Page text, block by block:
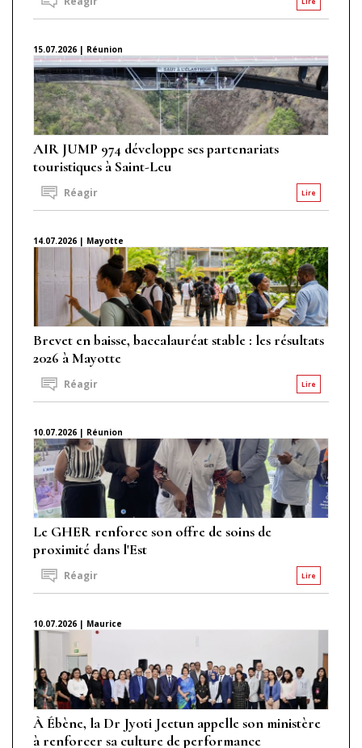
15.07.2026 | Réunion
AIR JUMP 974 développe ses partenariats
touristiques à Saint-Leu
Lire
Réagir
14.07.2026 | Mayotte
Brevet en baisse, baccalauréat stable : les résultats
2026 à Mayotte
Lire
Réagir
10.07.2026 | Réunion
Le GHER renforce son offre de soins de
proximité dans l'Est
Lire
Réagir
10.07.2026 | Maurice
À Ébène, la Dr Jyoti Jeetun appelle son ministère
à renforcer sa culture de performance